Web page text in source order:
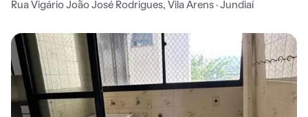
Rua Vigário João José Rodrigues, Vila Arens · Jundiaí